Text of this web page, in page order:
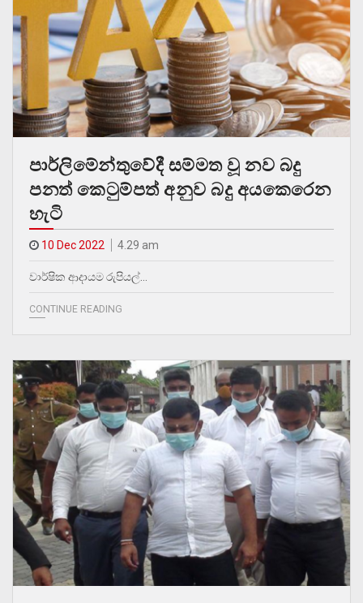
පාර්ලිමේන්තුවේදී සම්මත වූ නව බදු
පනත් කෙටුම්පත් අනුව බදු අයකෙරෙන
හැටි
10 Dec 2022 4.29 am
වාර්ෂික ආදායම රුපියල්…
CONTINUE READING